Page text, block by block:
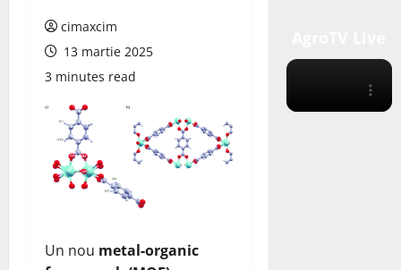
cimaxcim
13 martie 2025
3 minutes read
Un nou metal-organic